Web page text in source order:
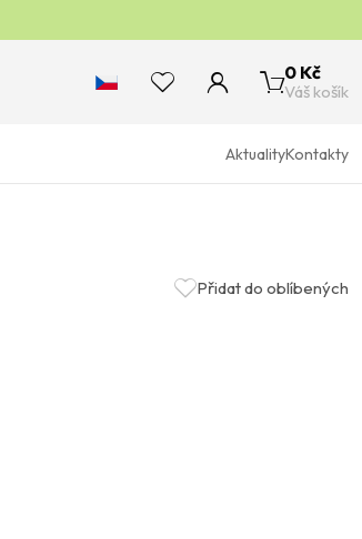
0 Kč
Váš košík
AktualityKontakty
Přidat do oblíbených